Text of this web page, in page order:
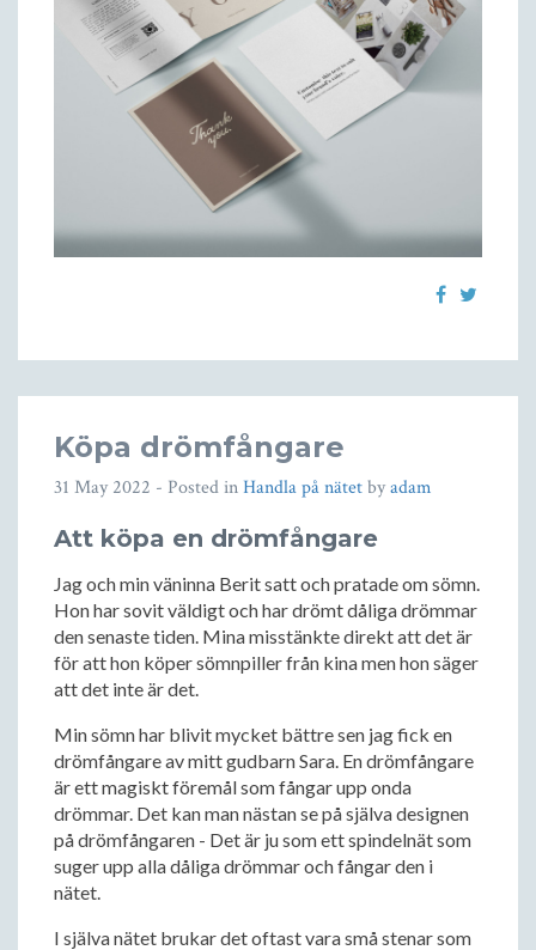
Köpa drömfångare
31 May 2022 - Posted inHandla på nätetbyadam
Att köpa en drömfångare
Jag och min väninna Berit satt och pratade om sömn.
Hon har sovit väldigt och har drömt dåliga drömmar
den senaste tiden. Mina misstänkte direkt att det är
för att hon köper sömnpiller från kina men hon säger
att det inte är det.
Min sömn har blivit mycket bättre sen jag fick en
drömfångare av mitt gudbarn Sara. En drömfångare
är ett magiskt föremål som fångar upp onda
drömmar. Det kan man nästan se på själva designen
på drömfångaren - Det är ju som ett spindelnät som
suger upp alla dåliga drömmar och fångar den i
nätet.
I själva nätet brukar det oftast vara små stenar som